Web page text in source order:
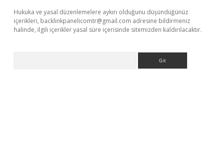
Hukuka ve yasal düzenlemelere aykırı olduğunu düşündüğünüz
içerikleri, backlinkpanelicomtr@gmail.com adresine bildirmeniz
halinde, ilgili içerikler yasal süre içerisinde sitemizden kaldırılacaktır.